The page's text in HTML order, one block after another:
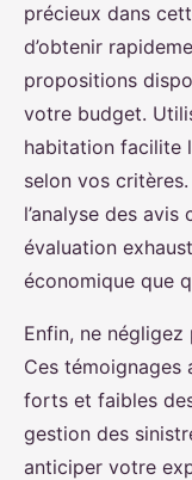
précieux dans
d’obtenir
propositions
votre budget.
habitation facilite
selon vos
l’analyse des
évaluation
économique que
Enfin, ne
Ces témoignages
forts et faibles
gestion des
anticiper votre